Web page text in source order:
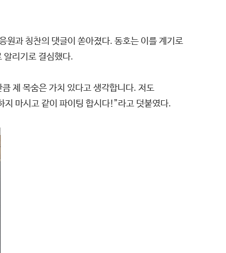
원과 칭찬의 댓글이 쏟아졌다. 동호는 이를 계기로
알리기로 결심했다.
제 목숨은 가치 있다고 생각합니다. 저도
지 마시고 같이 파이팅 합시다!”라고 덧붙였다.